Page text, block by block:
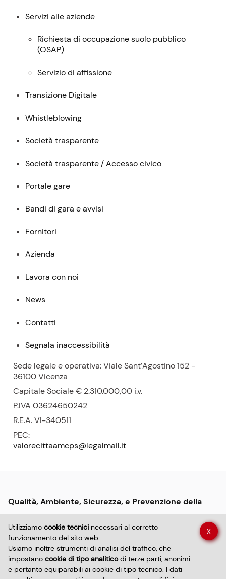
Utilizziamo cookie tecnici necessari al corretto
funzionamento del sito web.
Usiamo inoltre strumenti di analisi del traffico, che
impostano cookie di tipo analiticodi terze parti, anonimi
e pertanto equiparabili ai cookie di tipo tecnico. I dati
X
contatti
servizi
Servizi alle aziende
Richiesta di occupazione suolo pubblico
(OSAP)
Servizio di affissione
Transizione Digitale
Whistleblowing
Società trasparente
Società trasparente / Accesso civico
Portale gare
Bandi di gara e avvisi
Fornitori
Azienda
Lavora con noi
News
Contatti
Segnala inaccessibilità
Sede legale e operativa: Viale Sant’Agostino 152 -
36100 Vicenza
Capitale Sociale € 2.310.000,00 i.v.
P.IVA 03624650242
R.E.A.VI-340511
PEC:
valorecittaamcps@legalmail.it
informative
e
policy
Qualità, Ambiente, Sicurezza, e Prevenzione della
Dichiarazione di accessibilità sito
Dichiarazione di accessibilità appPrivacy policy